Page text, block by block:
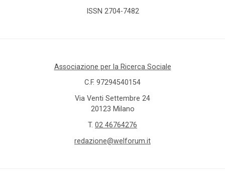
ISSN 2704-7482
Associazione per la Ricerca Sociale
C.F. 97294540154
Via Venti Settembre 24
20123 Milano
T. 02 46764276
redazione@welforum.it